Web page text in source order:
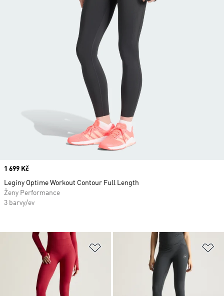
Přidat do seznamu přání
Price
1 699 Kč
Legíny Optime Workout Contour Full Length
Ženy Performance
3 barvy/ev